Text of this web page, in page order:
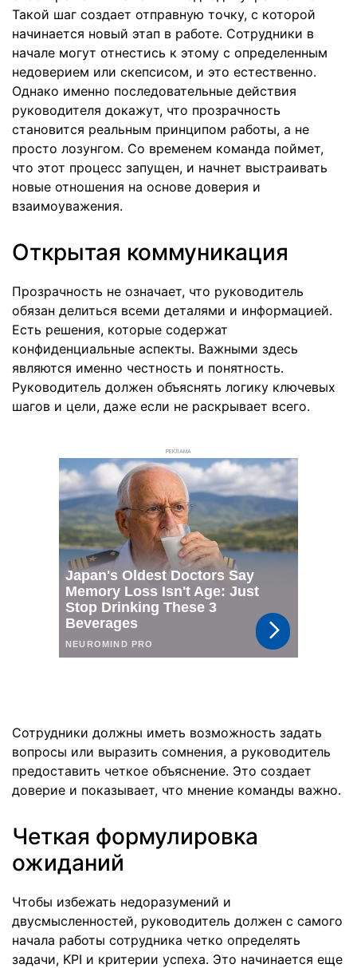
Такой шаг создает отправную точку, с которой
начинается новый этап в работе. Сотрудники в
начале могут отнестись к этому с определенным
недоверием или скепсисом, и это естественно.
Однако именно последовательные действия
руководителя докажут, что прозрачность
становится реальным принципом работы, а не
просто лозунгом. Со временем команда поймет,
что этот процесс запущен, и начнет выстраивать
новые отношения на основе доверия и
взаимоуважения.
Открытая коммуникация
Прозрачность не означает, что руководитель
обязан делиться всеми деталями и информацией.
Есть решения, которые содержат
конфиденциальные аспекты. Важными здесь
являются именно честность и понятность.
Руководитель должен объяснять логику ключевых
шагов и цели, даже если не раскрывает всего.
РЕКЛАМА
Сотрудники должны иметь возможность задать
вопросы или выразить сомнения, а руководитель
предоставить четкое объяснение. Это создает
доверие и показывает, что мнение команды важно.
Четкая формулировка
ожиданий
Чтобы избежать недоразумений и
двусмысленностей, руководитель должен с самого
начала работы сотрудника четко определять
задачи, KPI и критерии успеха. Это начинается еще